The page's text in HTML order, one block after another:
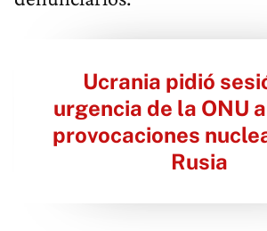
Ucrania pidió
urgencia de la ONU
provocaciones
Rusia